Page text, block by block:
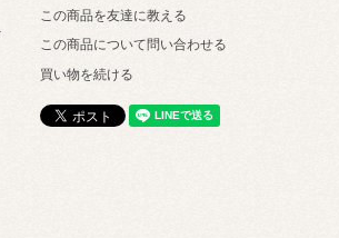
この商品を友達に教える
この商品について問い合わせる
買い物を続ける